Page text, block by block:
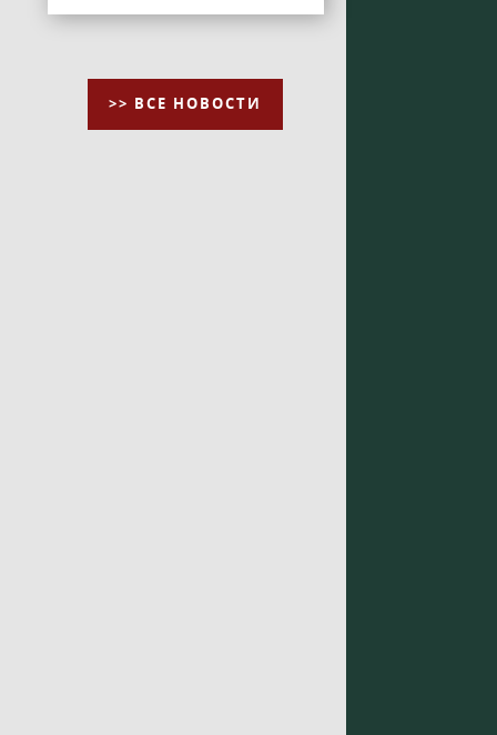
>> ВСЕ НОВОСТИ